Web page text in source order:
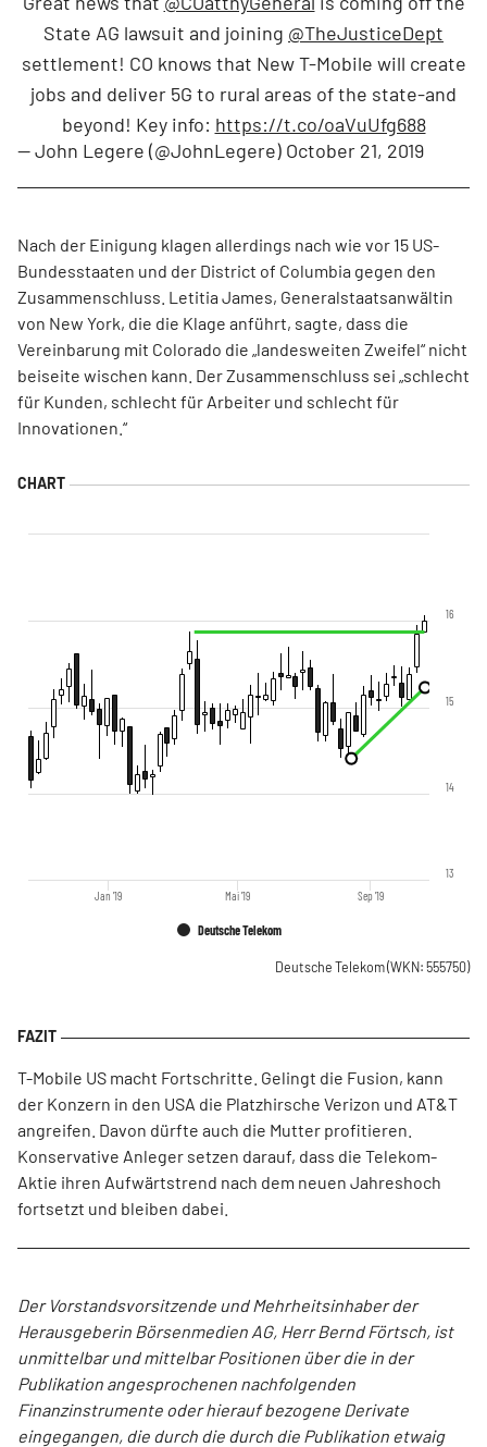
State AG lawsuit and joining @TheJusticeDept
settlement! CO knows that New T-Mobile will create
jobs and deliver 5G to rural areas of the state-and
beyond! Key info: https://t.co/oaVuUfg688
— John Legere (@JohnLegere) October 21, 2019
Nach der Einigung klagen allerdings nach wie vor 15 US-
Bundesstaaten und der District of Columbia gegen den
Zusammenschluss. Letitia James, Generalstaatsanwältin
von New York, die die Klage anführt, sagte, dass die
Vereinbarung mit Colorado die „landesweiten Zweifel“ nicht
beiseite wischen kann. Der Zusammenschluss sei „schlecht
für Kunden, schlecht für Arbeiter und schlecht für
Innovationen.“
Deutsche Telekom
Jan '19 Mai '19 Sep '19
13
14
15
16
Deutsche Telekom(WKN: 555750)
T-Mobile US macht Fortschritte. Gelingt die Fusion, kann
der Konzern in den USA die Platzhirsche Verizon und AT&T
angreifen. Davon dürfte auch die Mutter profitieren.
Konservative Anleger setzen darauf, dass die Telekom-
Aktie ihren Aufwärtstrend nach dem neuen Jahreshoch
fortsetzt und bleiben dabei.
Der Vorstandsvorsitzende und Mehrheitsinhaber der
Herausgeberin Börsenmedien AG, Herr Bernd Förtsch, ist
unmittelbar und mittelbar Positionen über die in der
Publikation angesprochenen nachfolgenden
Finanzinstrumente oder hierauf bezogene Derivate
eingegangen, die durch die durch die Publikation etwaig